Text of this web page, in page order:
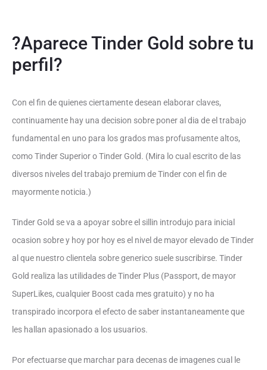
?Aparece Tinder Gold sobre tu
perfil?
Con el fin de quienes ciertamente desean elaborar claves,
continuamente hay una decision sobre poner al dia de el trabajo
fundamental en uno para los grados mas profusamente altos,
como Tinder Superior o Tinder Gold. (Mira lo cual escrito de las
diversos niveles del trabajo premium de Tinder con el fin de
mayormente noticia.)
Tinder Gold se va a apoyar sobre el silli­n introdujo para inicial
ocasion sobre y hoy por hoy es el nivel de mayor elevado de Tinder
al que nuestro clientela sobre generico suele suscribirse. Tinder
Gold realiza las utilidades de Tinder Plus (Passport, de mayor
SuperLikes, cualquier Boost cada mes gratuito) y no ha
transpirado incorpora el efecto de saber instantaneamente que
les hallan apasionado a los usuarios.
Por efectuarse que marchar para decenas de imagenes cual le